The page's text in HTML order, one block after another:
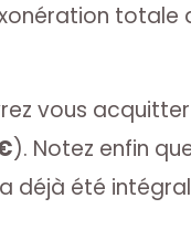
vous
). Notez enfin
déjà été